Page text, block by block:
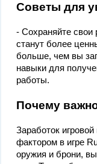
Советы для
- Сохраняйте свои
станут более
больше, чем вы
навыки для
работы.
Почему
Заработок
фактором в игре
оружия и брони,